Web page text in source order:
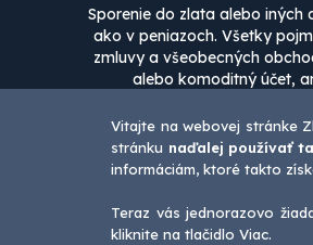
Sporenie do zlata alebo
ako v peniazoch. Všetky
zmluvy a všeobecných
alebo komoditný účet,
Obsah tohto webu nie je
spoločnosti ZLATÁ RENTA,
Vitajte na webovej stránke
stránku naďalej používať
informáciám, ktoré takto
Teraz vás jednorazovo
kliknite na tlačidlo Viac.